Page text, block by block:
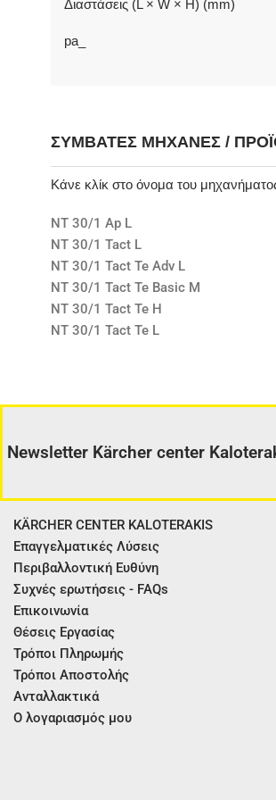
Διαστάσεις (L × W × H) (mm)
pa_
ΣΥΜΒΑΤΈΣ ΜΗΧΑΝΈΣ /
Κάνε κλίκ στο όνομα του
NT 30/1 Ap L
NT 30/1 Tact L
NT 30/1 Tact Te Adv L
NT 30/1 Tact Te Basic M
NT 30/1 Tact Te H
NT 30/1 Tact Te L
Newsletter Kärcher center
KÄRCHER CENTER KALOTERAKIS
Επαγγελματικές Λύσεις
Περιβαλλοντική Ευθύνη
Συχνές ερωτήσεις - FAQs
Επικοινωνία
Θέσεις Εργασίας
Τρόποι Πληρωμής
Τρόποι Αποστολής
Ανταλλακτικά
Ο λογαριασμός μου